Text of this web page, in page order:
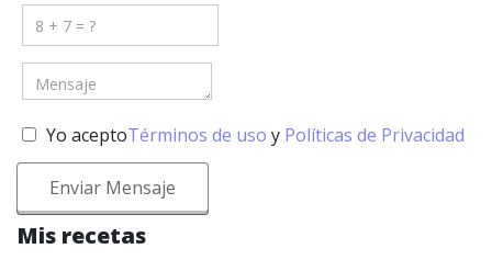
Yo aceptoTérminos de uso y Políticas de Privacidad
Enviar Mensaje
Mis recetas